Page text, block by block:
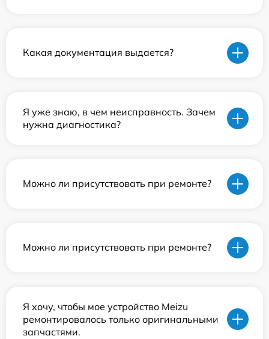
Какая документация выдается?
Я уже знаю, в чем неисправность. Зачем
нужна диагностика?
Можно ли присутствовать при ремонте?
Можно ли присутствовать при ремонте?
Я хочу, чтобы мое устройство Meizu
ремонтировалось только оригинальными
запчастями.